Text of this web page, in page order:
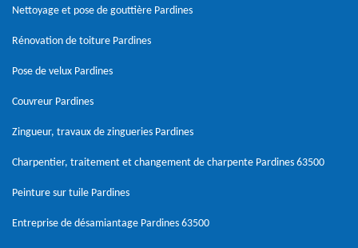
Nettoyage et pose de gouttière Pardines
Rénovation de toiture Pardines
Pose de velux Pardines
Couvreur Pardines
Zingueur, travaux de zingueries Pardines
Charpentier, traitement et changement de charpente Pardines 63500
Peinture sur tuile Pardines
Entreprise de désamiantage Pardines 63500